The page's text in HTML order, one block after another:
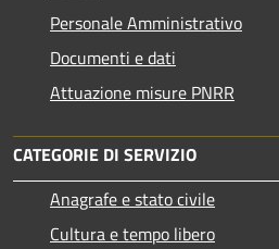
Personale Amministrativo
Documenti e dati
Attuazione misure PNRR
CATEGORIE DI SERVIZIO
Anagrafe e stato civile
Cultura e tempo libero